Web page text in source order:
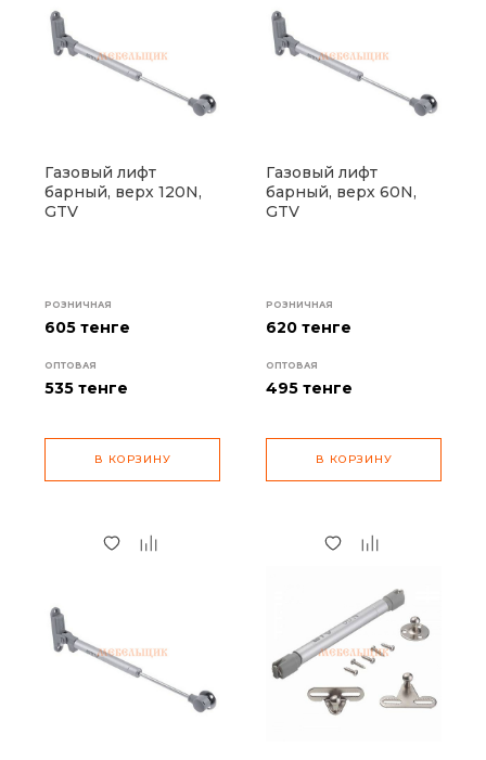
Газовый лифт
барный, верх 120N,
GTV
РОЗНИЧНАЯ
605 тенге
ОПТОВАЯ
535 тенге
В КОРЗИНУ
Газовый лифт
барный, верх 60N,
GTV
РОЗНИЧНАЯ
620 тенге
ОПТОВАЯ
495 тенге
В КОРЗИНУ